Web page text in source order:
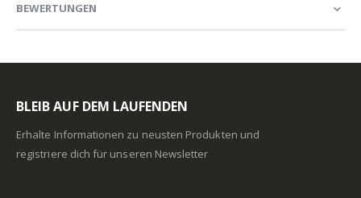
BEWERTUNGEN
BLEIB AUF DEM LAUFENDEN
Erhalte Informationen zu neusten Produkten und
registriere dich für unseren Newsletter